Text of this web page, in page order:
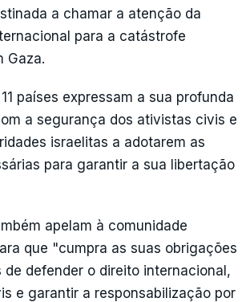
a chamar a atenção da
para a catástrofe
Gaza.
países expressam a sua profunda
a segurança dos ativistas civis e
israelitas a adotarem as
para garantir a sua libertação
apelam à comunidade
que "cumpra as suas obrigações
de defender o direito internacional,
e garantir a responsabilização por